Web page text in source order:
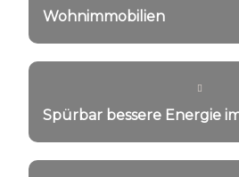
Wohnimmobilien ​
Spürbar bessere Energie